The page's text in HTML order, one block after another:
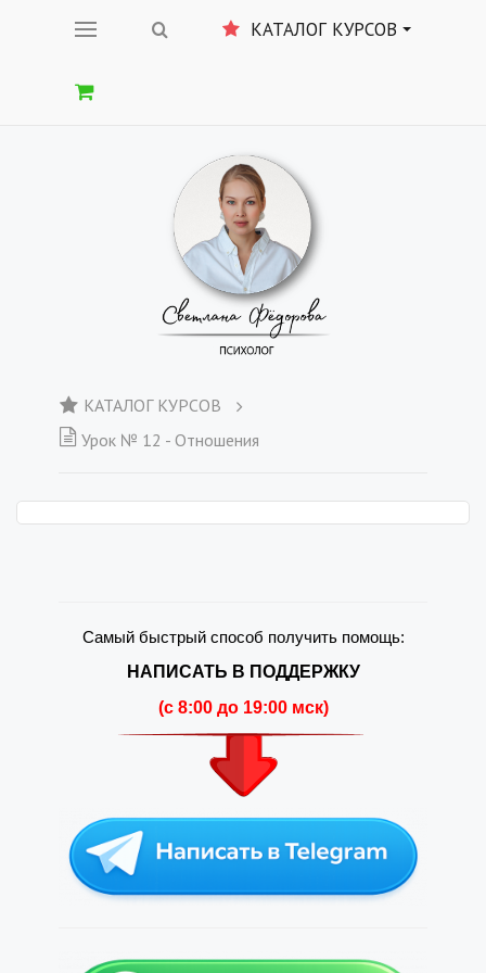
КАТАЛОГ КУРСОВ
КАТАЛОГ КУРСОВ
Урок № 12 - Отношения
Самый быстрый способ получить помощь:
НАПИСАТЬ В ПОДДЕРЖКУ
(c 8:00 до 19:00 мск)